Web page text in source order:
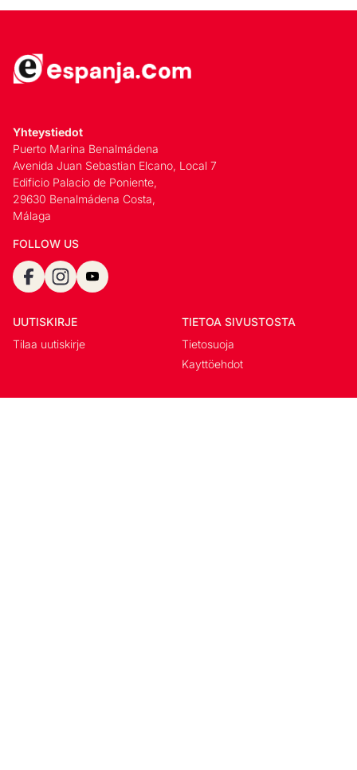
Yhteystiedot
Puerto Marina Benalmádena
Avenida Juan Sebastian Elcano, Local 7
Edificio Palacio de Poniente,
29630 Benalmádena Costa,
Málaga
FOLLOW US
UUTISKIRJE
Tilaa uutiskirje
TIETOA SIVUSTOSTA
Tietosuoja
Kayttöehdot